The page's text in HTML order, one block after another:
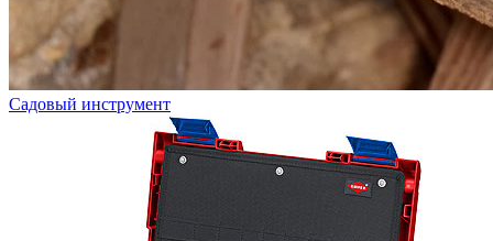
Садовый инструмент